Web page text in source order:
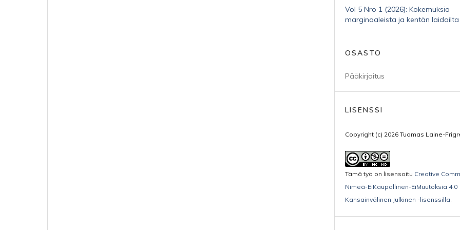
Vol 5 Nro 1 (2026): Kokemuksia
marginaaleista ja kentän laidoilta
OSASTO
Pääkirjoitus
LISENSSI
Copyright (c) 2026 Tuomas Laine-
Tämä työ on lisensoitu Creative
Nimeä-EiKaupallinen-EiMuutoksia 4.0
Kansainvälinen Julkinen -lisenssillä.